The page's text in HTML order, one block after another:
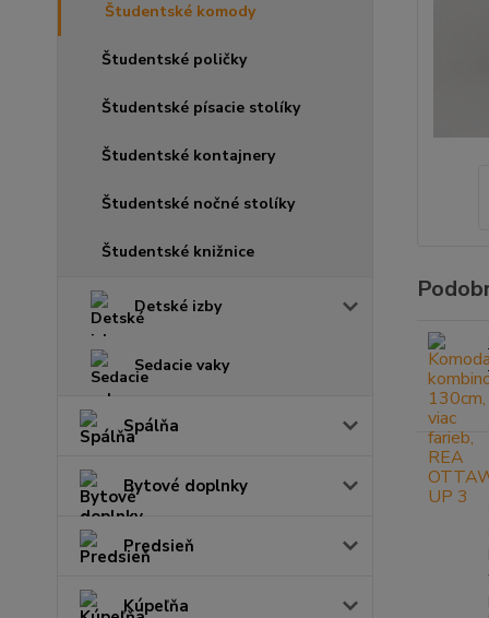
Študentské komody
Študentské poličky
Študentské písacie stolíky
Študentské kontajnery
Študentské nočné stolíky
Študentské knižnice
Detské izby
Sedacie vaky
Spálňa
Bytové doplnky
Predsieň
Kúpeľňa